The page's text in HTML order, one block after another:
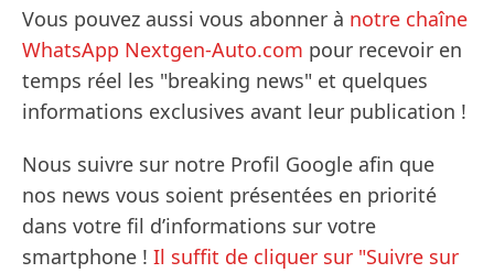
Vous pouvez aussi vous abonner à notre chaîne
WhatsApp Nextgen-Auto.com pour recevoir en
temps réel les "breaking news" et quelques
informations exclusives avant leur publication !
Nous suivre sur notre Profil Google afin que
nos news vous soient présentées en priorité
dans votre fil d’informations sur votre
smartphone ! Il suffit de cliquer sur "Suivre sur